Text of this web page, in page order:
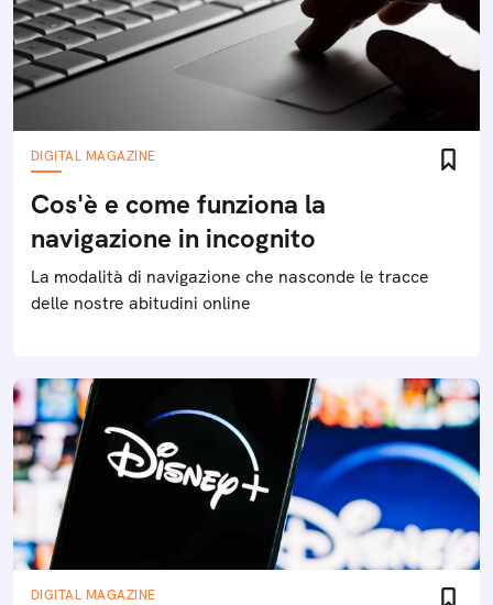
DIGITAL MAGAZINE
Cos'è e come funziona la
navigazione in incognito
La modalità di navigazione che nasconde le tracce
delle nostre abitudini online
DIGITAL MAGAZINE